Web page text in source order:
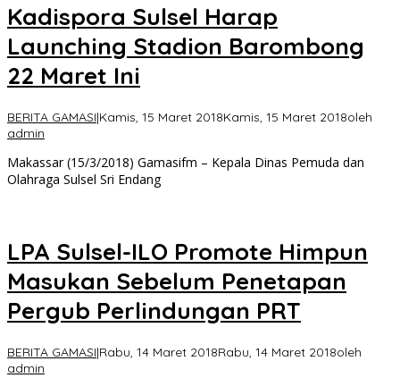
Kadispora Sulsel Harap
Launching Stadion Barombong
22 Maret Ini
BERITA GAMASI|Kamis, 15 Maret 2018Kamis, 15 Maret 2018oleh
admin
Makassar (15/3/2018) Gamasifm – Kepala Dinas Pemuda dan
Olahraga Sulsel Sri Endang
LPA Sulsel-ILO Promote Himpun
Masukan Sebelum Penetapan
Pergub Perlindungan PRT
BERITA GAMASI|Rabu, 14 Maret 2018Rabu, 14 Maret 2018oleh
admin